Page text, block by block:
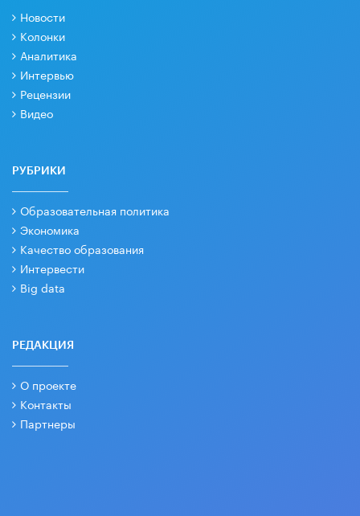
Новости
Колонки
Аналитика
Интервью
Рецензии
Видео
РУБРИКИ
Образовательная политика
Экономика
Качество образования
Интервести
Big data
РЕДАКЦИЯ
О проекте
Контакты
Партнеры